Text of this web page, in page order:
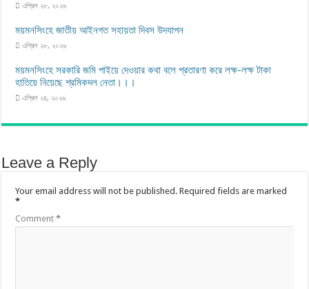
এপ্রিল ২৮, ২০২৬
ময়মনসিংহে জাতীয় আইনগত সহায়তা দিবস উদযাপন
এপ্রিল ২৮, ২০২৬
ময়মনসিংহে সরকারি জমি পাইয়ে দেওয়ার কথা বলে প্রতারণা করে লক্ষ-লক্ষ টাকা
হাতিয়ে নিয়েছে শ্রমিকদল নেতা।।।
এপ্রিল ২৪, ২০২৬
Leave a Reply
Your email address will not be published. Required fields are marked
*
Comment*